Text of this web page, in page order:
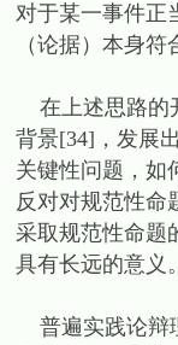
对于某一事件正
（论据）本身符
在上述思路的
背景[34]，发展
关键性问题，如
反对对规范性命
采取规范性命题
具有长远的意义。
普遍实践论辩